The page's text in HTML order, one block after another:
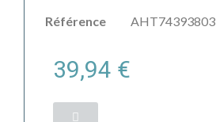
Référence AHT74393803
39,94 €